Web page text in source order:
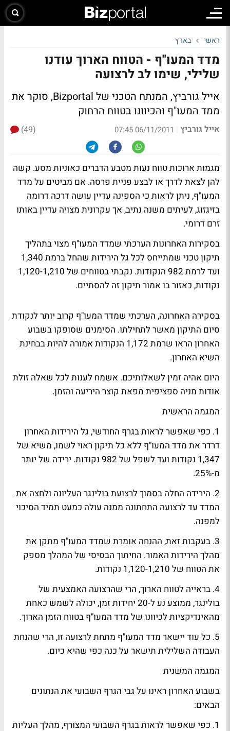
ראשי בארץ
מדד המעו"ף - הטווח הארוך עודנו
שלילי, שימו לב לרצועה
אייל גורביץ, המנתח הטכני של Bizportal, סוקר את
ממד המעו"ף והכיוונו בטווח הרחוק
אייל גורביץ |
06/11/2011 07:45
(49)
מגמות ארוכות טווח נעות מטבע הדברים כאוניות מסע. קשה
להן לצאת לדרך או לבצע פניית פרסה. אם מביטים על מדד
המעו"ף, ניתן לראות כי הספינה עדיין עושה דרכה דרומה
בזיגזוג, לעיתים משנה נתיב, אך עקרונית מצויה עדיין באותו
זרם דרומי.
בסקירות האחרונות הערכתי שמדד המעו"ף מצוי בתהליך
תיקון טכני שמתייחס לכל גל הירידות שהחל ברמת 1,340
ועד לרמת 982 הנקודות. נקבתי בטווחים של 1,120-1,210
נקודות, כאזור בו אמור תיקון זה להסתיים.
בסקירה האחרונה, הערכתי שמדד המעו"ף קרוב יותר לנקודת
סיום התיקון מאשר לתחילתו. הסימנים שסופקו בשבוע
האחרון הראו שרמת 1,172 הנקודות אמורה להיות בבחינת
השיא האחרון.
היום אהיה זמין לשאלותיכם. אשמח לענות לכל שאלה זולת
אודות מניה ספציפית מפאת קוצר היריעה והזמן.
המגמה הראשית
1. כפי שאפשר לראות בגרף החודשי, גל הירידות האחרון
דרדר את מדד המעו"ף ללא כל תיקון ראוי לשמו, משיא של
1,347 נקודות ועד לשפל של 982 נקודות. ירידה של יותר
מ-25%.
2. הירידה החלה בסמוך לרצועת בולינגר העליונה ולחצה את
המדד עד לרצועה התחתונה ממנה עולה כמעט תמיד הסיכוי
למפנה.
3. בעקבות זאת, ההנחה אומרת שמדד המעו"ף מתקן את
מהלך הירידות האמור. החיתוך הבסיסי של המהלך מספק
את הטווח של 1,120-1,210 נקודות.
4. בראייה לטווח הארוך, הרי שהרצועה האמצעית של
בולינגר, ממוצע נע ל-20 יחידות זמן, יכולה לשמש כאחת
מהאינדיקציות לכיוונו של מדד המעו"ף בטווח הזמן הארוך.
5. כל עוד יישאר מדד המעו"ף מתחת לרצועה זו, הרי שהנחת
העבודה השלילית תישאר על כנה כפי שהיא כיום.
המגמה המשנית
בשבוע האחרון ראינו על גבי הגרף השבועי את הנתונים
הבאים:
1. כפי שאפשר לראות בגרף השבועי המצורף, מהלך העליות